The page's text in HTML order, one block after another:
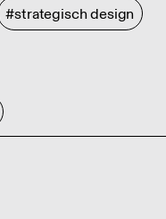
#strategisch design